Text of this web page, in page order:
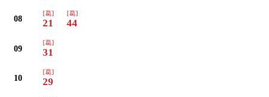
08
[葛]
21
[葛]
44
09
[葛]
31
10
[葛]
29